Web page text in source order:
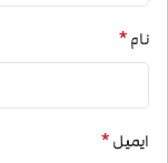
نام*
ایمیل*